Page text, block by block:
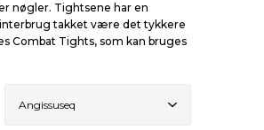
nøgler. Tightsene har en
takket være det tykkere
Combat Tights, som kan bruges